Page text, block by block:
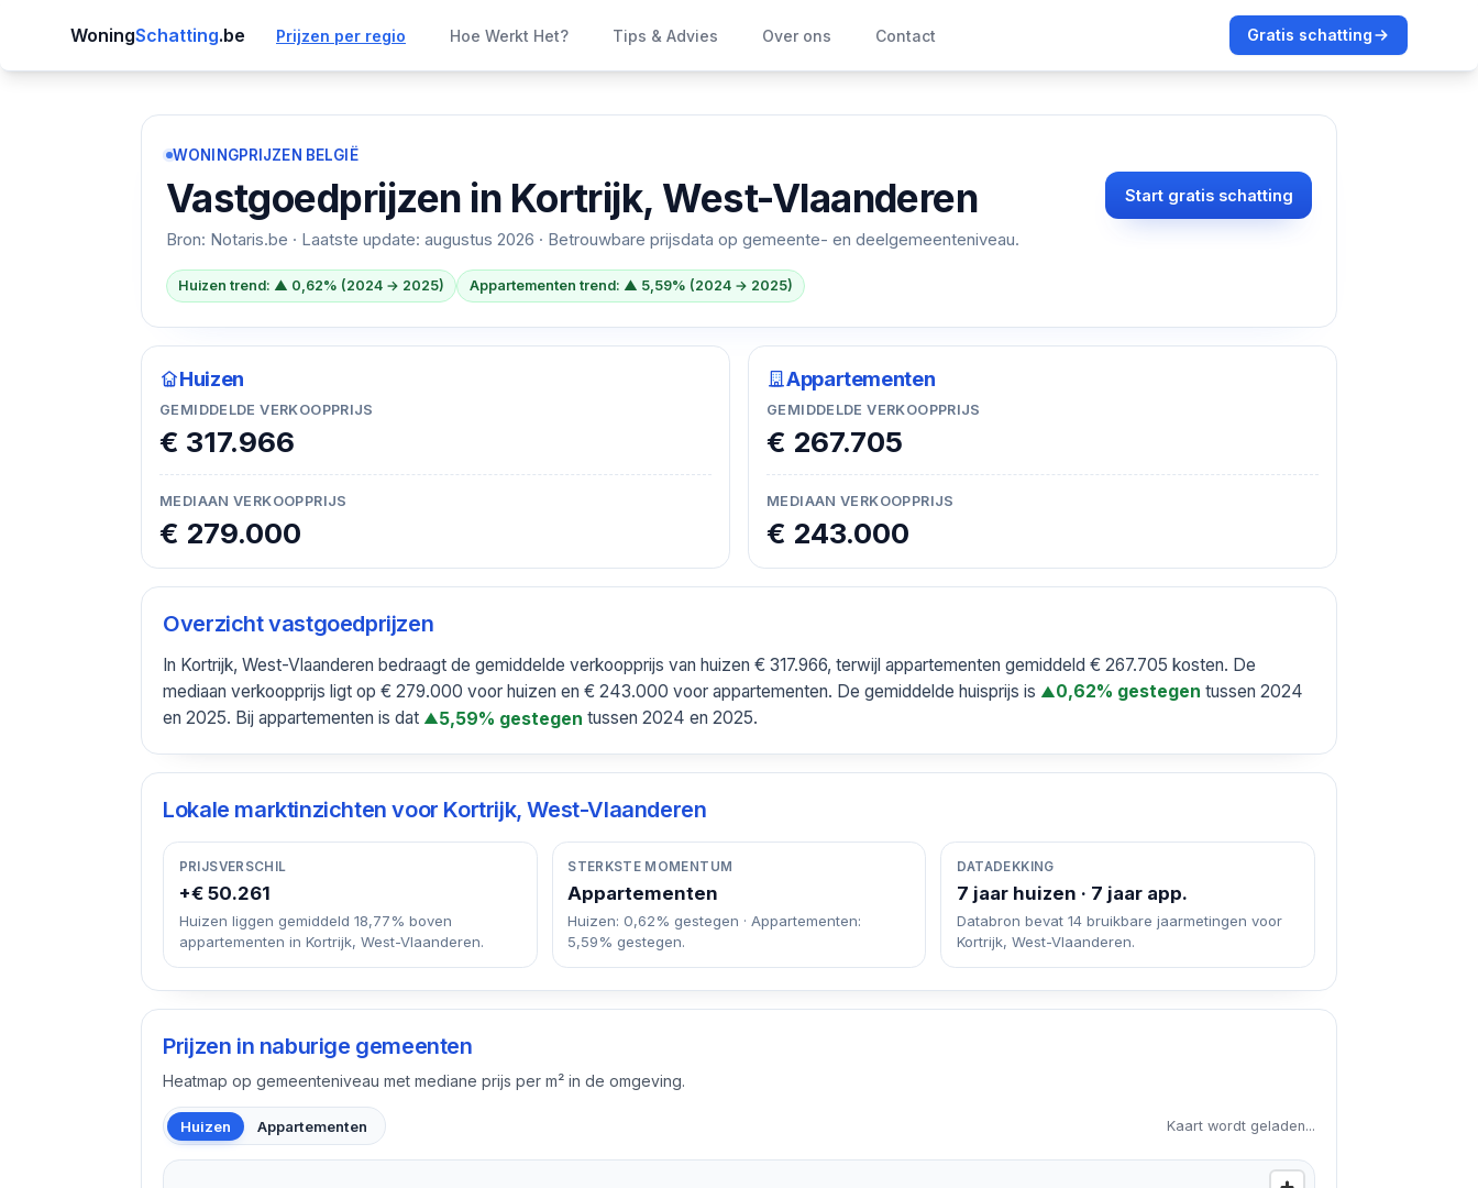
WoningSchatting.be Prijzen per regio Hoe Werkt Het? Tips & Advies Over ons Contact Gratis schatting
WONINGPRIJZEN BELGIË
Vastgoedprijzen in Kortrijk, West-Vlaanderen
Bron: Notaris.be · Laatste update: augustus 2026 · Betrouwbare prijsdata op gemeente- en deelgemeenteniveau.
Start gratis schatting
Huizen trend: ▲ 0,62% (2024 → 2025) Appartementen trend: ▲ 5,59% (2024 → 2025)
Huizen
GEMIDDELDE VERKOOPPRIJS
€ 317.966
MEDIAAN VERKOOPPRIJS
€ 279.000
Appartementen
GEMIDDELDE VERKOOPPRIJS
€ 267.705
MEDIAAN VERKOOPPRIJS
€ 243.000
Overzicht vastgoedprijzen
In Kortrijk, West-Vlaanderen bedraagt de gemiddelde verkoopprijs van huizen € 317.966, terwijl appartementen gemiddeld € 267.705 kosten. De
mediaan verkoopprijs ligt op € 279.000 voor huizen en € 243.000 voor appartementen. De gemiddelde huisprijs is ▲0,62% gestegen tussen 2024
en 2025. Bij appartementen is dat ▲5,59% gestegen tussen 2024 en 2025.
Lokale marktinzichten voor Kortrijk, West-Vlaanderen
PRIJSVERSCHIL
+€ 50.261
Huizen liggen gemiddeld 18,77% boven
appartementen in Kortrijk, West-Vlaanderen.
STERKSTE MOMENTUM
Appartementen
Huizen: 0,62% gestegen · Appartementen:
5,59% gestegen.
DATADEKKING
7 jaar huizen · 7 jaar app.
Databron bevat 14 bruikbare jaarmetingen voor
Kortrijk, West-Vlaanderen.
Prijzen in naburige gemeenten
Heatmap op gemeenteniveau met mediane prijs per m² in de omgeving.
Huizen Appartementen Kaart wordt geladen...